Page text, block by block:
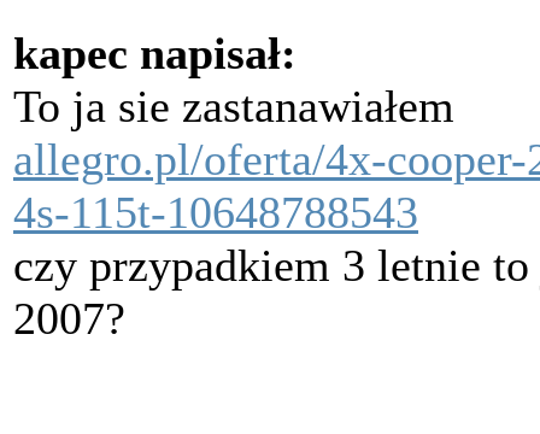
kapec napisał:
To ja sie zastanawiałem
allegro.pl/oferta/4x-
4s-115t-10648788543
czy przypadkiem 3 letnie
2007?